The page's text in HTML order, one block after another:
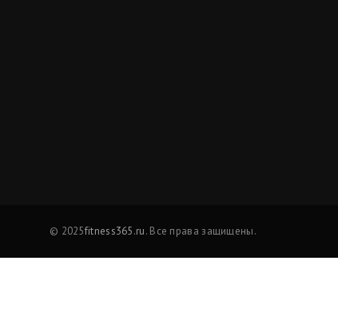
© 2025fitness365.ru. Все права защищены.